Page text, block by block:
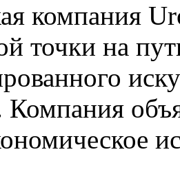
компания
точки на
Компания